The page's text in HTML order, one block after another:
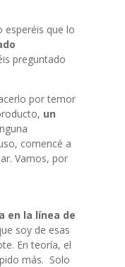
esperéis que lo
preguntado
por temor
un
comencé a
Vamos, por
en la línea de
soy de esas
En teoría, el
más. Solo